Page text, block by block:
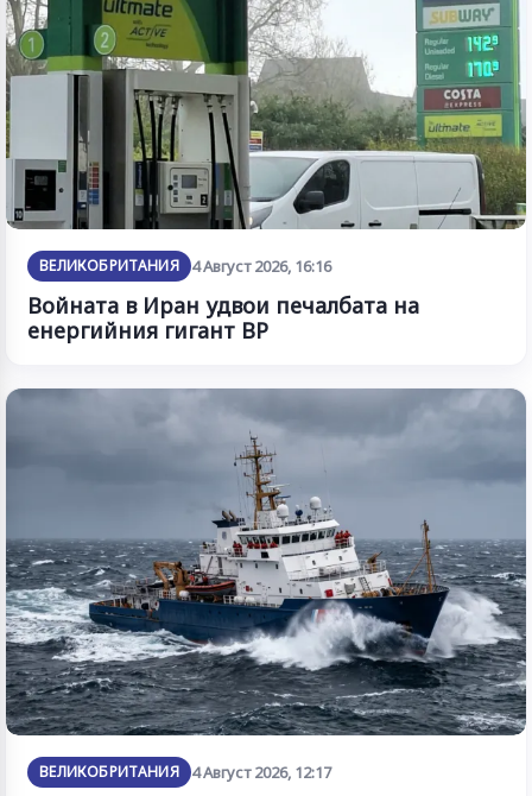
ВЕЛИКОБРИТАНИЯ 4 Август 2026, 16:16
Войната в Иран удвои печалбата на
енергийния гигант BP
ВЕЛИКОБРИТАНИЯ 4 Август 2026, 12:17